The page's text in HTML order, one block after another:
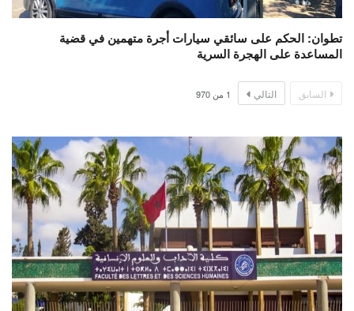
تطوان: الحكم على سائقي سيارات أجرة متهمين في قضية
المساعدة على الهجرة السرية
السابق التالي 1 من 970